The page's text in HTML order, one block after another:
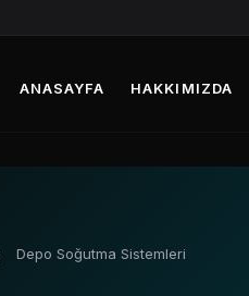
ANASAYFA HAKKIMIZDA
Depo Soğutma Sistemleri